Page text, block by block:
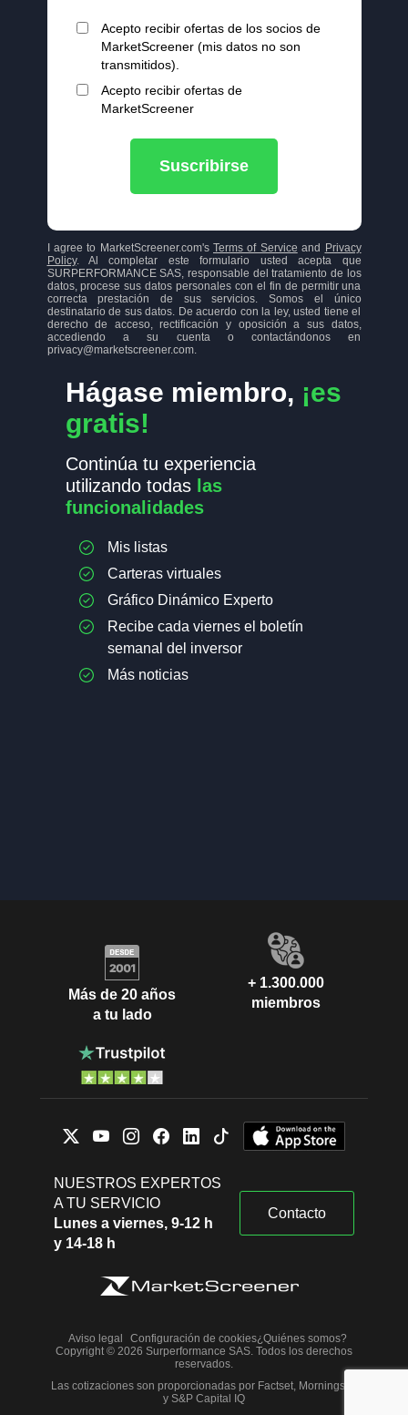
Hágase miembro, ¡es
gratis!
Continúa tu experiencia
utilizando todas las
funcionalidades
Mis listas
Carteras virtuales
Gráfico Dinámico Experto
Recibe cada viernes el boletín
semanal del inversor
Más noticias
Acepto recibir ofertas de los socios de
MarketScreener (mis datos no son
transmitidos).
Acepto recibir ofertas de
MarketScreener
Suscribirse
I agree to MarketScreener.com's Terms of Service and
Privacy
Policy. Al completar este formulario usted acepta que
SURPERFORMANCE SAS, responsable del tratamiento de los
datos, procese sus datos personales con el fin de permitir una
correcta prestación de sus servicios. Somos el único
destinatario de sus datos. De acuerdo con la ley, usted tiene el
derecho de acceso, rectificación y oposición a sus datos,
accediendo a su cuenta o contactándonos en
privacy@marketscreener.com.
Más de 20 años
a tu lado
+ 1.300.000
miembros
NUESTROS EXPERTOS
A TU SERVICIO
Lunes a viernes, 9-12 h
y 14-18 h
Contacto
Aviso legal Configuración de cookies¿Quiénes somos?
Copyright © 2026 Surperformance SAS. Todos los derechos
reservados.
Las cotizaciones son proporcionadas por Factset, Morningstar
y S&P Capital IQ